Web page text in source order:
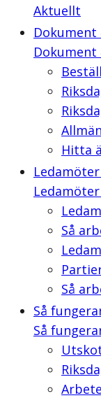
Aktuellt
Dokument
Dokument
Hitta
Så
Så
Så
Så